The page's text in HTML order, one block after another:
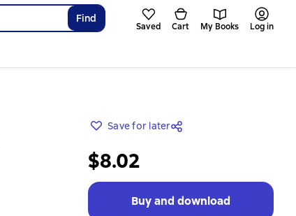
Find
Saved Cart My Books Log in
Save for later
$8.02
Buy and download